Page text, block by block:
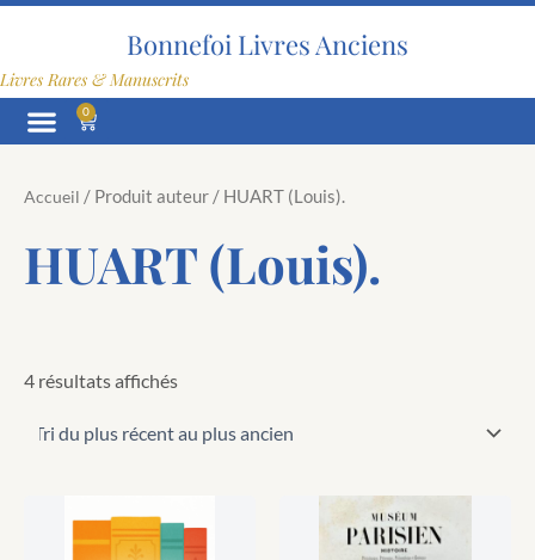
Aller
Bonnefoi Livres Anciens
Livres Rares & Manuscrits
0
Panier
Accueil / Produit auteur / HUART (Louis).
HUART (Louis).
4 résultats affichés
Trié
plus
au
plus